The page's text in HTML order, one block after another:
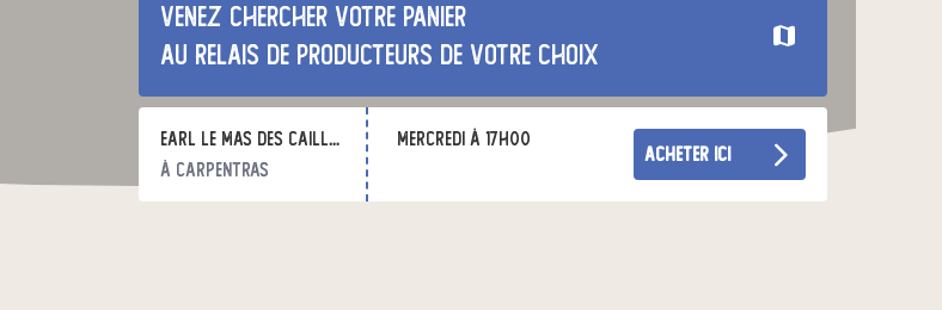
Venez chercher votre panier
au relais de producteurs de votre choix
earl le mas des cailles
à Carpentras
mercredi à 17h00
acheter ici